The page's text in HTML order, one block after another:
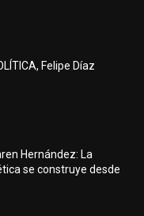
Felipe Díaz
Hernández: La
se construye desde